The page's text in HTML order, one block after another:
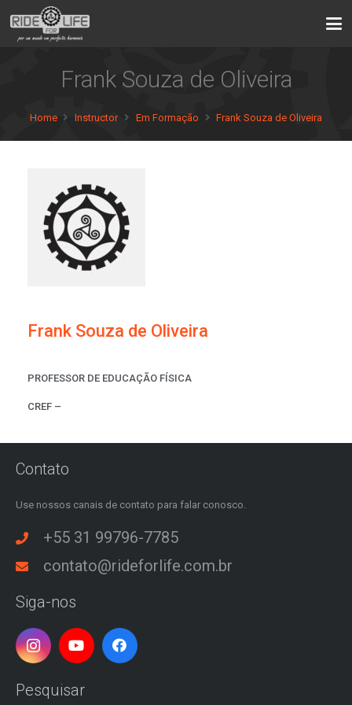
Frank Souza de Oliveira
Home Instructor Em Formação Frank Souza de Oliveira
Frank Souza de Oliveira
PROFESSOR DE EDUCAÇÃO FÍSICA
CREF –
Contato
Use nossos canais de contato para falar conosco.
+55 31 99796-7785
contato@rideforlife.com.br
Siga-nos
Pesquisar